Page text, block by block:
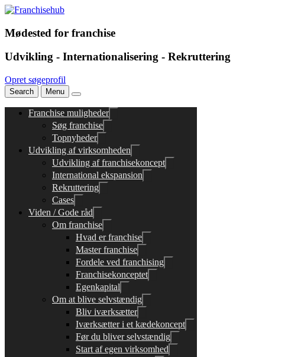
Mødested for franchise
Udvikling - Internationalisering - Rekruttering
Opret søgeprofil
Search Menu
Franchise muligheder
Søg franchise
Topnyheder
Udvikling af virksomheden
Udvikling af franchisekoncept
International ekspansion
Rekruttering
Cases
Viden / Gode råd
Om franchise
Hvad er franchise
Master franchise
Fordele ved franchising
Franchisekonceptet
Egenkapital
Om at blive selvstændig
Bliv iværksætter
Iværksætter i et kædekoncept
Før du bliver selvstændig
Start af egen virksomhed